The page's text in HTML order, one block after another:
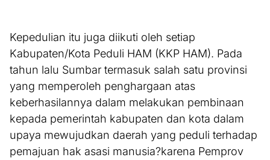
Kepedulian itu juga diikuti oleh setiap
Kabupaten/Kota Peduli HAM (KKP HAM). Pada
tahun lalu Sumbar termasuk salah satu provinsi
yang memperoleh penghargaan atas
keberhasilannya dalam melakukan pembinaan
kepada pemerintah kabupaten dan kota dalam
upaya mewujudkan daerah yang peduli terhadap
pemajuan hak asasi manusia?karena Pemprov